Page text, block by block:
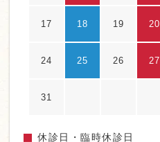
17 18 19 20
24 25 26 27
31
休診日・臨時休診日